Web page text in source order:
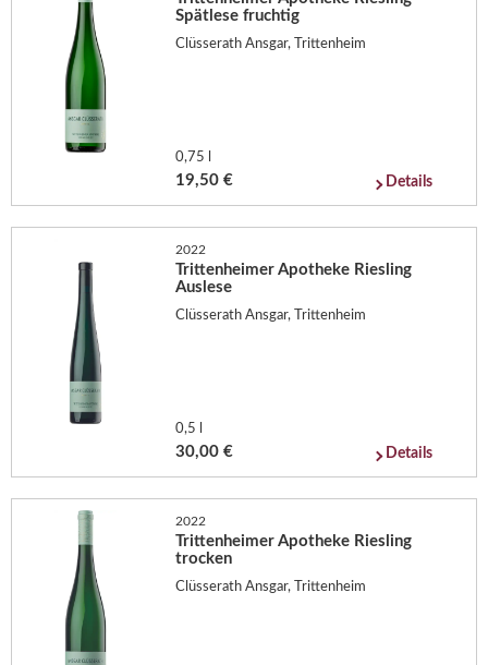
Spätlese fruchtig
Clüsserath Ansgar, Trittenheim
0,75 l
19,50 € Details
2022
Trittenheimer Apotheke Riesling
Auslese
Clüsserath Ansgar, Trittenheim
0,5 l
30,00 € Details
2022
Trittenheimer Apotheke Riesling
trocken
Clüsserath Ansgar, Trittenheim